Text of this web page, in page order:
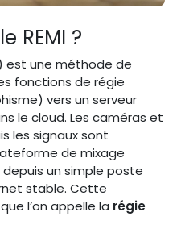
REMI ?
est une méthode de
fonctions de régie
vers un serveur
le cloud. Les caméras et
les signaux sont
de mixage
depuis un simple poste
stable. Cette
l’on appelle la régie